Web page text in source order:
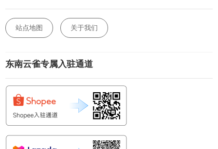
站点地图 关于我们
东南云雀专属入驻通道